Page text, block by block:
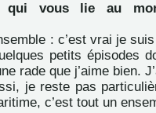
qui vous lie au
: c’est vrai je
petits épisodes
rade que j’aime bien.
je reste pas
c’est tout un